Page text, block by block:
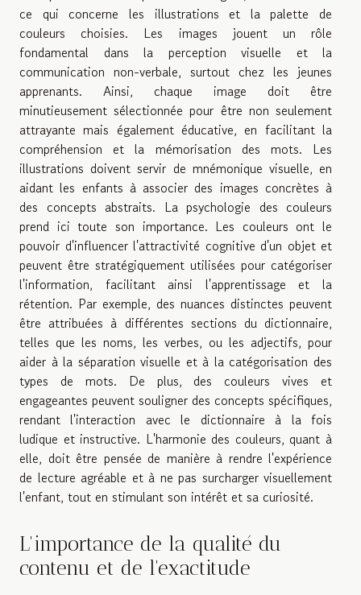
ce qui concerne les illustrations et la palette de
couleurs choisies. Les images jouent un rôle
fondamental dans la perception visuelle et la
communication non-verbale, surtout chez les jeunes
apprenants. Ainsi, chaque image doit être
minutieusement sélectionnée pour être non seulement
attrayante mais également éducative, en facilitant la
compréhension et la mémorisation des mots. Les
illustrations doivent servir de mnémonique visuelle, en
aidant les enfants à associer des images concrètes à
des concepts abstraits. La psychologie des couleurs
prend ici toute son importance. Les couleurs ont le
pouvoir d'influencer l'attractivité cognitive d'un objet et
peuvent être stratégiquement utilisées pour catégoriser
l'information, facilitant ainsi l'apprentissage et la
rétention. Par exemple, des nuances distinctes peuvent
être attribuées à différentes sections du dictionnaire,
telles que les noms, les verbes, ou les adjectifs, pour
aider à la séparation visuelle et à la catégorisation des
types de mots. De plus, des couleurs vives et
engageantes peuvent souligner des concepts spécifiques,
rendant l'interaction avec le dictionnaire à la fois
ludique et instructive. L'harmonie des couleurs, quant à
elle, doit être pensée de manière à rendre l'expérience
de lecture agréable et à ne pas surcharger visuellement
l'enfant, tout en stimulant son intérêt et sa curiosité.
L'importance de la qualité du
contenu et de l'exactitude